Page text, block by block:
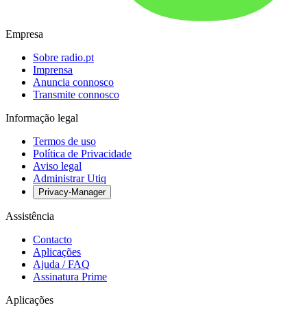
Empresa
Sobre radio.pt
Imprensa
Anuncia connosco
Transmite connosco
Informação legal
Termos de uso
Política de Privacidade
Aviso legal
Administrar Utiq
Privacy-Manager
Assistência
Contacto
Aplicações
Ajuda / FAQ
Assinatura Prime
Aplicações